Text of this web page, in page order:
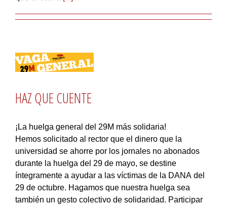
HAZ QUE CUENTE
¡La huelga general del 29M más solidaria!
Hemos solicitado al rector que el dinero que la
universidad se ahorre por los jornales no abonados
durante la huelga del 29 de mayo, se destine
íntegramente a ayudar a las víctimas de la DANA del
29 de octubre. Hagamos que nuestra huelga sea
también un gesto colectivo de solidaridad. Participar